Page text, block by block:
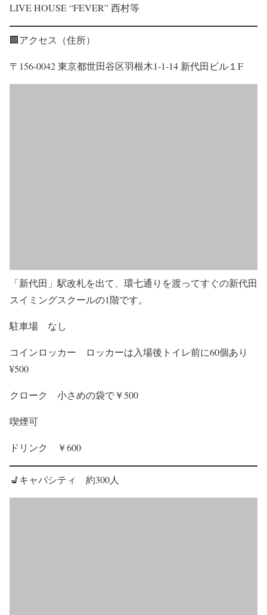
LIVE HOUSE “FEVER” 西村等
🏢アクセス（住所）
〒156-0042 東京都世田谷区羽根木1-1-14 新代田ビル１F
「新代田」駅改札を出て、環七通りを渡ってすぐの新代田
スイミングスクールの1階です。
駐車場 なし
コインロッカー ロッカーは入場後トイレ前に60個あり
¥500
クローク 小さめの袋で￥500
喫煙可
ドリンク ￥600
💺キャパシティ 約300人